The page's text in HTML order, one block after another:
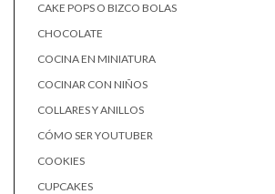
CAKE POPS O BIZCO BOLAS
CHOCOLATE
COCINA EN MINIATURA
COCINAR CON NIÑOS
COLLARES Y ANILLOS
CÓMO SER YOUTUBER
COOKIES
CUPCAKES